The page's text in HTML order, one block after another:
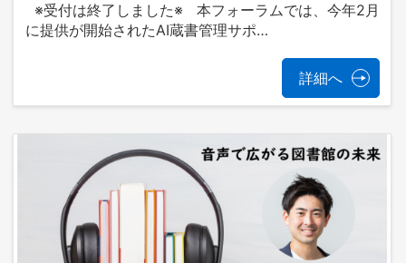
※受付は終了しました※ 本フォーラムでは、今年2月
に提供が開始されたAI蔵書管理サポ…
詳細へ